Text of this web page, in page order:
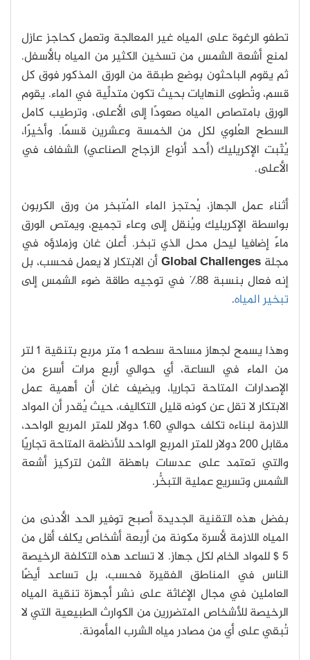
تطفو الرغوة على المياه غير المعالجة وتعمل كحاجز عازل
لمنع أشعة الشمس من تسخين الكثير من المياه بالأسفل.
ثم يقوم الباحثون بوضع طبقة من الورق المذكور فوق كل
قسم، وتُطوى النهايات بحيث تكون متدلِّية في الماء. يقوم
الورق بامتصاص المياه صعودًا إلى الأعلى، وترطيب كامل
السطح العُلوي لكل من الخمسة وعشرين قسمًا. وأخيرًا،
يُثَبت الإكريليك (أحد أنواع الزجاج الصناعي) الشفاف في
الأعلى.
أثناء عمل الجهاز، يُحتجز الماء المُتبخر من ورق الكربون
بواسطة الإكريليك ويُنقل إلى وعاء تجميع، ويمتص الورق
ماءً إضافيا ليحل محل الذي تبخر. أعلن غان وزملاؤه في
مجلة
أن الابتكار لا يعمل فحسب، بل
إنه فعال بنسبة 88٪ في توجيه طاقة ضوء الشمس إلى
تبخير المياه.
وهذا يسمح لجهاز مساحة سطحه 1 متر مربع بتنقية 1 لتر
من الماء في الساعة، أي حوالي أربع مرات أسرع من
الإصدارات المتاحة تجاريا، ويضيف غان أن أهمية عمل
الابتكار لا تقل عن كونه قليل التكاليف، حيث يُقدر أن المواد
اللازمة لبناءه تكلف حوالي 1.60 دولار للمتر المربع الواحد،
مقابل 200 دولار للمتر المربع الواحد للأنظمة المتاحة تجاريًا
والتي تعتمد على عدسات باهظة الثمن لتركيز أشعة
الشمس وتسريع عملية التبخُّر.
بفضل هذه التقنية الجديدة أصبح توفير الحد الأدنى من
المياه اللازمة لأسرة مكونة من أربعة أشخاص يكلف أقل من
5 $ للمواد الخام لكل جهاز. لا تساعد هذه التكلفة الرخيصة
الناس في المناطق الفقيرة فحسب، بل تساعد أيضًا
العاملين في مجال الإغاثة على نشر أجهزة تنقية المياه
الرخيصة للأشخاص المتضررين من الكوارث الطبيعية التي لا
تُبقي على أي من مصادر مياه الشرب المأمونة.